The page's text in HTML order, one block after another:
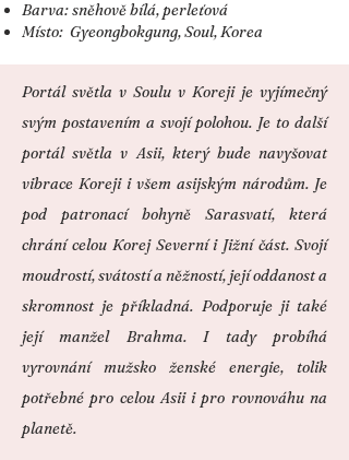
Barva: sněhově bílá, perleťová
Místo: Gyeongbokgung, Soul, Korea
Portál světla v Soulu v Koreji je vyjímečný
svým postavením a svojí polohou. Je to další
portál světla v Asii, který bude navyšovat
vibrace Koreji i všem asijským národům. Je
pod patronací bohyně Sarasvatí, která
chrání celou Korej Severní i Jižní část. Svojí
moudrostí, svátostí a něžností, její oddanost a
skromnost je příkladná. Podporuje ji také
její manžel Brahma. I tady probíhá
vyrovnání mužsko ženské energie, tolik
potřebné pro celou Asii i pro rovnováhu na
planetě.